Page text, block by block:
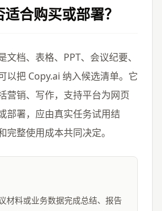
适合购买或部署？
档、表格、PPT、会议纪要、
以把 Copy.ai 纳入候选清单。它
营销、写作，支持平台为网页
部署，应由真实任务试用结
完整使用成本共同决定。
材料或业务数据完成总结、报告